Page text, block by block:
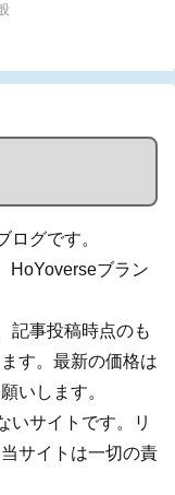
ログです。
HoYoverseブラン
記事投稿時点のも
す。最新の価格は
いします。
いサイトです。リ
サイトは一切の責